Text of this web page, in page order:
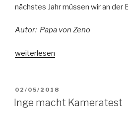
nächstes Jahr müssen wir an der
Autor: Papa von Zeno
„GESCHLÜPFT
weiterlesen
VERÖFFENTLICHT
AM
02/05/2018
Inge macht Kameratest